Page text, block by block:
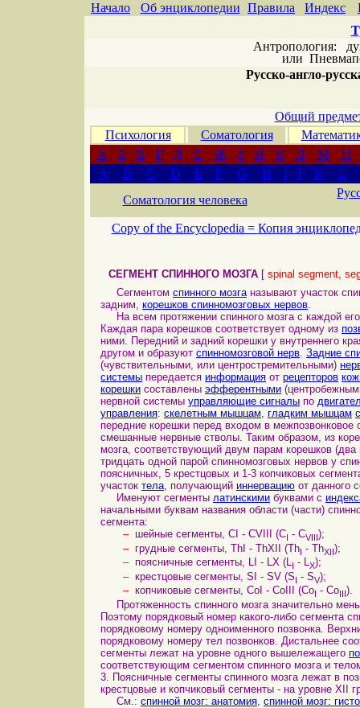
Начало Об энциклопедии Правила Индекс
Антропология:
или
Русско-англо-
Общий
Психология
Соматология
А
Б В Г Д Е Ж З И К Л М
Н
A
B C D E F G H I J K
L
Соматология человека
Copy of the Encyclopedia = Копия
СЕГМЕНТ СПИННОГО МОЗГА [ spinal segment,
Сегментом спинного мозганазывают участок
задним, корешков спинномозговых нервов.
На всем протяжении спинного мозга с каждой
Каждая пара корешков соответствует одному из
ними. Передний и задний корешки у внутреннего
другом и образуют спинномозговой нерв. Задние
(чувствительными, или центростремительными)
системы передается информация от рецепторов
корешки составлены эфферентными
нервной системы управляющие сигналы по
управления: скелетным мышцам, гладким мышцам
передние корешки перед входом в межпозвонковое
смешанные нервные стволы. Таким образом, из
мозга, соответствующий двум парам корешков
тридцать одной парой спинномозговых нервов у
поясничных, 5 крестцовых и 1-3 копчиковых
участок тела, получающий иннервацию от данного
Именуют сегменты латинскими буквами с
начальными буквам названия области (части)
сегмента:
–шейные сегменты, CI - CVIII (CI - CVIII);
–грудные сегменты, ThI - ThXII (ThI - ThXII);
–поясничные сегменты, LI - LX (LI - LX);
–крестцовые сегменты, SI - SV (SI - SV);
–копчиковые сегменты, CoI - CoIII (CoI - CoIII).
Протяженность спинного мозга значительно
Поэтому порядковый номер какого-либо сегмента
порядковому номеру одноименного позвонка.
порядковому номеру тел позвонков. Дистальнее
сегменты лежат на уровне одного вышележащего
соответствующим сегментом спинного мозга и
3. Поясничные сегменты спинного мозга лежат в
крестцовые и копчиковый сегменты - на уровне XII
См.: спинной мозг: анатомия спинной мозг: